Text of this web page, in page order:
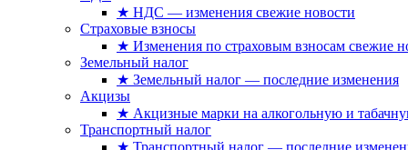
★ НДС — изменения свежие новости
Страховые взносы
★ Изменения по страховым взносам свежие
Земельный налог
★ Земельный налог — последние изменения
Акцизы
★ Акцизные марки на алкогольную и
Транспортный налог
★ Транспортный налог — последние